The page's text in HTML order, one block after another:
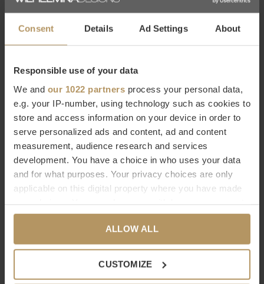
Consent Details Ad Settings About
Responsible use of your data
We and our 1022 partners process your personal data,
e.g. your IP-number, using technology such as cookies to
store and access information on your device in order to
serve personalized ads and content, ad and content
measurement, audience research and services
development. You have a choice in who uses your data
and for what purposes. Your privacy choices are only
applicable on this digital property where you have made
any time from the Cookie Declaration or by clicking on
the Privacy trigger icon.
If you allow, we would also like to:
ALLOW ALL
CUSTOMIZE
samenspel van buitengewoon design, kleur en stoffen. De
artistieke energie van de ontwerpers is duidelijk herkenbaar in
levensstijl, vol kwaliteit en comfort.
Rosita Missoni, oprichtster van het bedrijf en art director van
de Home collectie, zegt: "Ik zie mijn huis als een gastvrij nest,
een georganiseerde maar informele habitat waar er altijd een
verrassing om de hoek moet zijn, iets om emotie en
nieuwsgierigheid op te wekken. Waar elke ruimte een oase
van kleuren en stemmingen is".
Missoni online kopen
Wil je meer weten over Missoni Home of ben je op zoek naar
een product dat niet op onze website staat? Neem dan